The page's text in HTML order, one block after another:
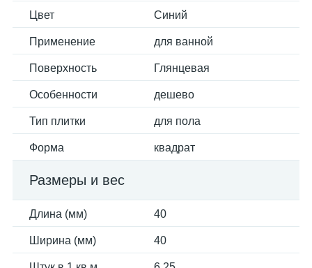
Цвет Синий
Применение для ванной
Поверхность Глянцевая
Особенности дешево
Тип плитки для пола
Форма квадрат
Размеры и вес
Длина (мм) 40
Ширина (мм) 40